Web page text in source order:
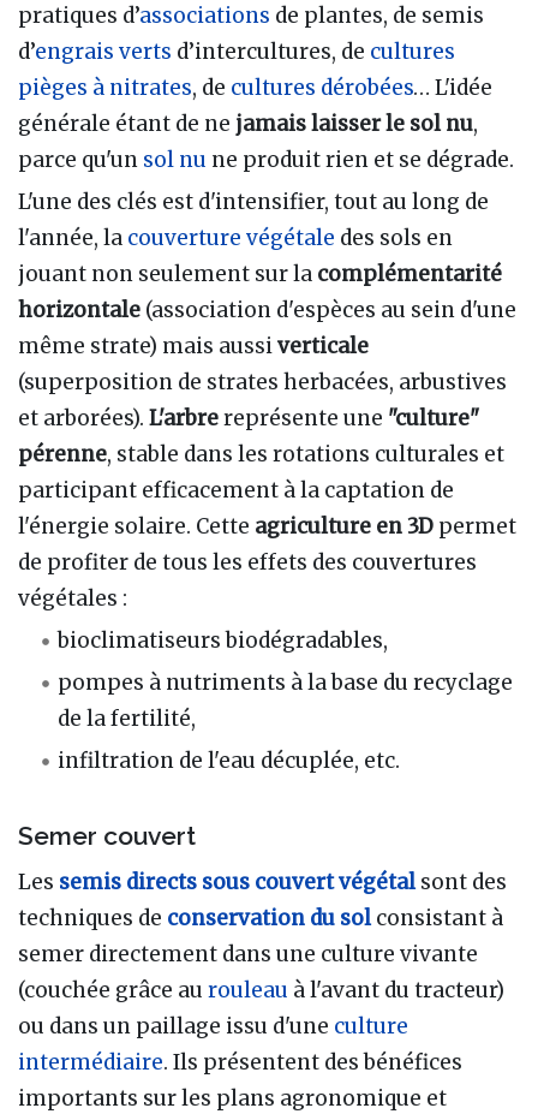
pratiques d’associations de plantes, de semis
d’engrais verts d’intercultures, de cultures
pièges à nitrates, de cultures dérobées… L'idée
générale étant de ne jamais laisser le sol nu,
parce qu'un sol nu ne produit rien et se dégrade.
L'une des clés est d'intensifier, tout au long de
l'année, la couverture végétale des sols en
jouant non seulement sur la complémentarité
horizontale (association d'espèces au sein d'une
même strate) mais aussiverticale
(superposition de strates herbacées, arbustives
et arborées). L'arbrereprésente une "culture"
pérenne, stable dans les rotations culturales et
participant efficacement à la captation de
l'énergie solaire. Cette agriculture en 3D permet
de profiter de tous les effets des couvertures
végétales :
bioclimatiseurs biodégradables,
pompes à nutriments à la base du recyclage
de la fertilité,
infiltration de l'eau décuplée, etc.
Semer couvert
Les semis directs sous couvert végétalsont des
techniques de conservation du solconsistant à
semer directement dans une culture vivante
(couchée grâce au rouleau à l'avant du tracteur)
ou dans un paillage issu d'une culture
intermédiaire. Ils présentent des bénéfices
importants sur les plans agronomique et